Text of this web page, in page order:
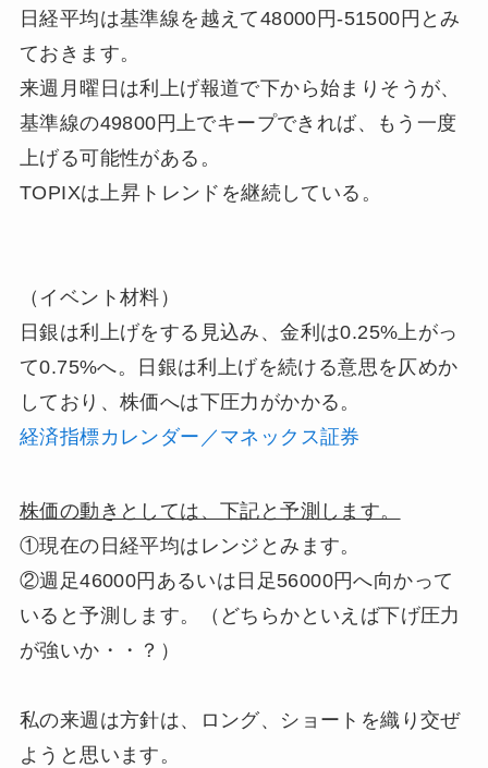
日経平均は基準線を越えて48000円-51500円とみ
ておきます。
来週月曜日は利上げ報道で下から始まりそうが、
基準線の49800円上でキープできれば、もう一度
上げる可能性がある。
TOPIXは上昇トレンドを継続している。
（イベント材料）
日銀は利上げをする見込み、金利は0.25%上がっ
て0.75%へ。日銀は利上げを続ける意思を仄めか
しており、株価へは下圧力がかかる。
経済指標カレンダー／マネックス証券
株価の動きとしては、下記と予測します。
①現在の日経平均はレンジとみます。
②週足46000円あるいは日足56000円へ向かって
いると予測します。（どちらかといえば下げ圧力
が強いか・・？）
私の来週は方針は、ロング、ショートを織り交ぜ
ようと思います。